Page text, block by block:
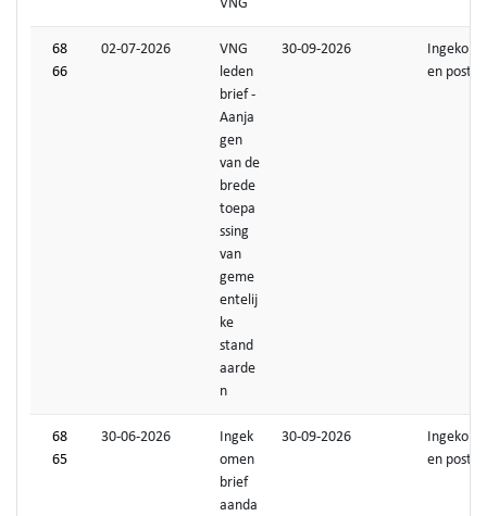
VNG
68
66
02-07-2026
VNG
leden
brief -
Aanja
gen
van de
brede
toepa
ssing
van
geme
entelij
ke
stand
aarde
n
30-09-2026
Ingekom
en post
68
65
30-06-2026
Ingek
omen
brief
aanda
30-09-2026
Ingekom
en post